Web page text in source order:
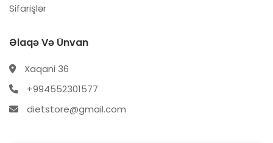
Sifarişlər
Əlaqə Və Ünvan
Xaqani 36
+994552301577
dietstore@gmail.com